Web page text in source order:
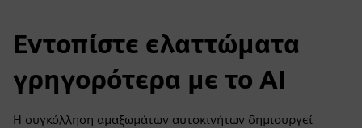
Εντοπίστε ελαττώματα
γρηγορότερα με το AI
Η συγκόλληση αμαξωμάτων αυτοκινήτων δημιουργεί